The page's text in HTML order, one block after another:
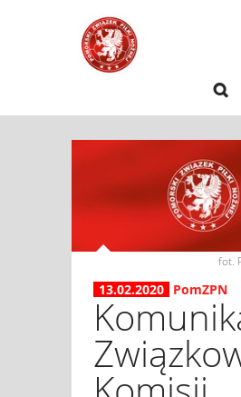
fot.
13.02.2020 PomZPN